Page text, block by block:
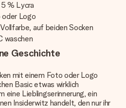
% Lycra
oder Logo
auf beiden Socken
waschen
Geschichte
mit einem Foto oder Logo
Basic etwas wirklich
eine Lieblingserinnerung, ein
Insiderwitz handelt, den nur ihr